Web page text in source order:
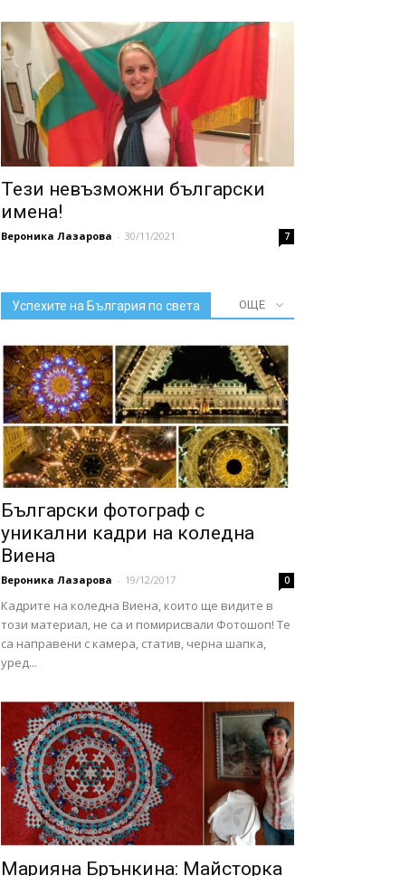
Тези невъзможни български
имена!
Вероника Лазарова - 30/11/2021 7
Успехите на България по света ОЩЕ
Български фотограф с
уникални кадри на коледна
Виена
Вероника Лазарова - 19/12/2017 0
Кадрите на коледна Виена, които ще видите в
този материал, не са и помирисвали Фотошоп! Те
са направени с камера, статив, черна шапка,
уред...
Марияна Брънкина: Майсторка